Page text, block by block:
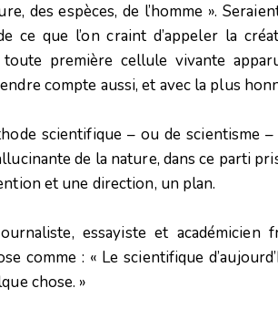
des espèces, de l’homme ».
ce que l’on craint d’appeler la
première cellule vivante
compte aussi, et avec la plus
scientifique – ou de scientisme –
de la nature, dans ce parti
et une direction, un plan.
essayiste et académicien
comme : « Le scientifique
chose. »